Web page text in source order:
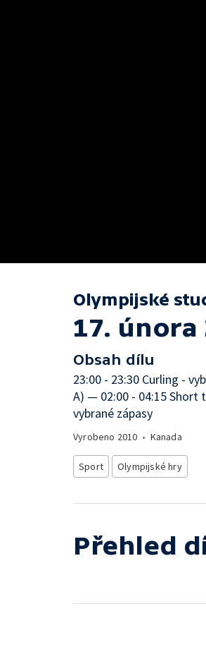
Olympijské
17. února
Obsah dílu
23:00 - 23:30 Curling -
A) — 02:00 - 04:15 Short
vybrané zápasy
Vyrobeno 2010 • Kanada
Sport Olympijské hry
Přehled